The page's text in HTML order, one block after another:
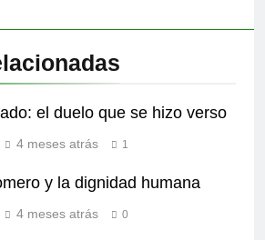
el duelo que se hizo verso
4 meses atrás 1
y la dignidad humana
4 meses atrás 0